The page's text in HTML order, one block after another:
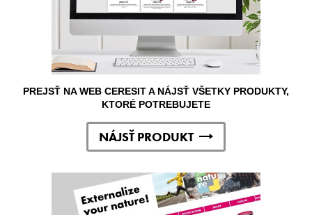
PREJSŤ NA WEB CERESIT A NÁJSŤ VŠETKY PRODUKTY,
KTORÉ POTREBUJETE
NÁJSŤ PRODUKT